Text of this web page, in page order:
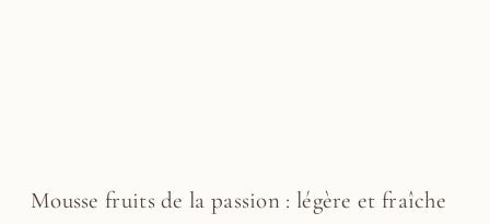
Mousse fruits de la passion : légère et fraîche